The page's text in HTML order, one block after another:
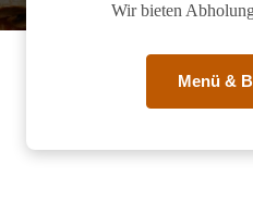
Wir bieten
Menü &